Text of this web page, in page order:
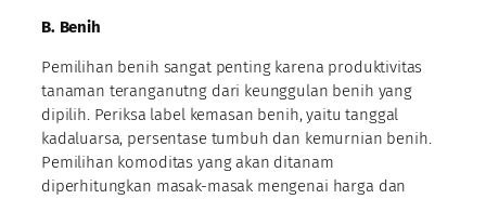
B. Benih
Pemilihan benih sangat penting karena produktivitas
tanaman teranganutng dari keunggulan benih yang
dipilih. Periksa label kemasan benih, yaitu tanggal
kadaluarsa, persentase tumbuh dan kemurnian benih.
Pemilihan komoditas yang akan ditanam
diperhitungkan masak-masak mengenai harga dan